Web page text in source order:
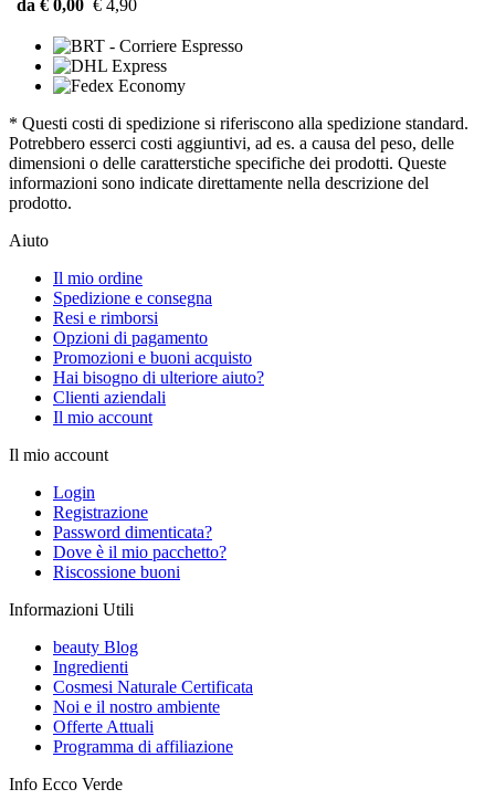
da € 0,00 € 4,90
* Questi costi di spedizione si riferiscono alla spedizione standard.
Potrebbero esserci costi aggiuntivi, ad es. a causa del peso, delle
dimensioni o delle caratterstiche specifiche dei prodotti. Queste
informazioni sono indicate direttamente nella descrizione del
prodotto.
Aiuto
Il mio ordine
Spedizione e consegna
Resi e rimborsi
Opzioni di pagamento
Promozioni e buoni acquisto
Hai bisogno di ulteriore aiuto?
Clienti aziendali
Il mio account
Il mio account
Login
Registrazione
Password dimenticata?
Dove è il mio pacchetto?
Riscossione buoni
Informazioni Utili
beauty Blog
Ingredienti
Cosmesi Naturale Certificata
Noi e il nostro ambiente
Offerte Attuali
Programma di affiliazione
Info Ecco Verde